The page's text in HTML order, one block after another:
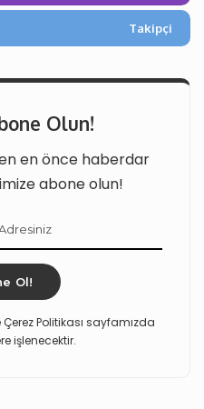
Takipçi
Olun!
en önce haberdar
abone olun!
Ol!
Politikası sayfamızda
işlenecektir.